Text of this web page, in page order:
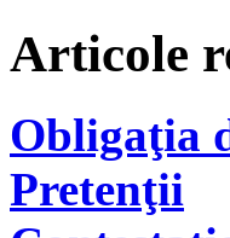
Articole
Obligaţia
Pretenţii